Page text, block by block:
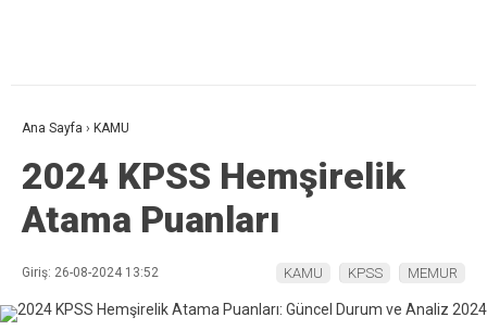
Ana Sayfa › KAMU
2024 KPSS Hemşirelik
Atama Puanları
Giriş: 26-08-2024 13:52 KAMU KPSS MEMUR